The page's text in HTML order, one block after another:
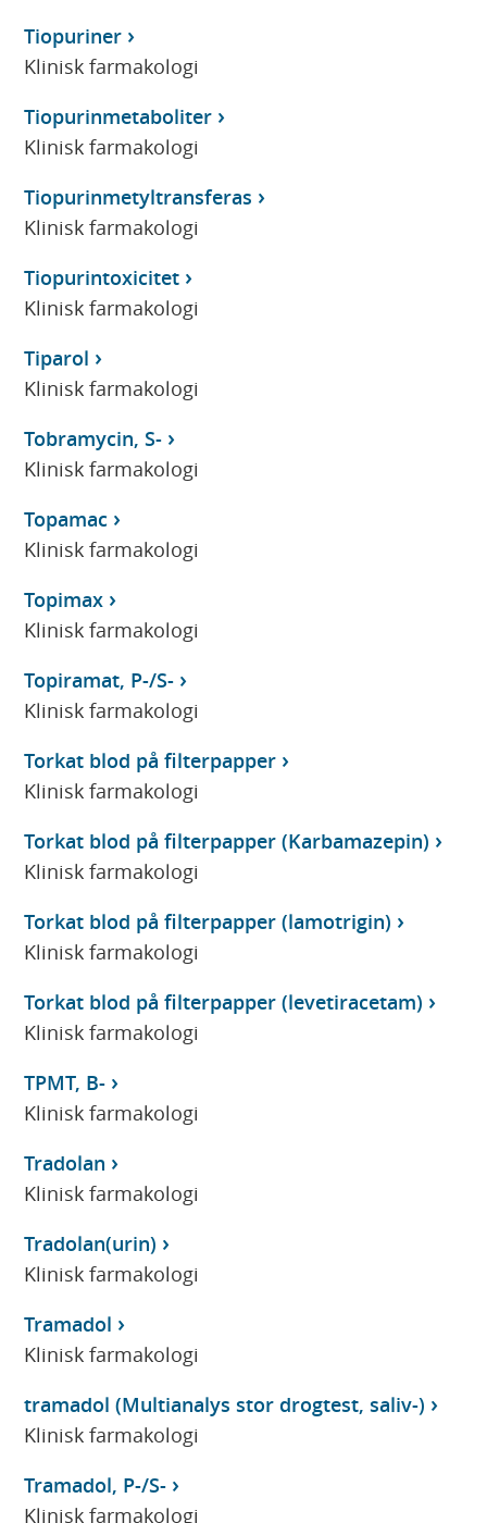
Tiopuriner
Klinisk farmakologi
Tiopurinmetaboliter
Klinisk farmakologi
Tiopurinmetyltransferas
Klinisk farmakologi
Tiopurintoxicitet
Klinisk farmakologi
Tiparol
Klinisk farmakologi
Tobramycin, S-
Klinisk farmakologi
Topamac
Klinisk farmakologi
Topimax
Klinisk farmakologi
Topiramat, P-/S-
Klinisk farmakologi
Torkat blod på filterpapper
Klinisk farmakologi
Torkat blod på filterpapper (Karbamazepin)
Klinisk farmakologi
Torkat blod på filterpapper (lamotrigin)
Klinisk farmakologi
Torkat blod på filterpapper (levetiracetam)
Klinisk farmakologi
TPMT, B-
Klinisk farmakologi
Tradolan
Klinisk farmakologi
Tradolan(urin)
Klinisk farmakologi
Tramadol
Klinisk farmakologi
tramadol (Multianalys stor drogtest, saliv-)
Klinisk farmakologi
Tramadol, P-/S-
Klinisk farmakologi